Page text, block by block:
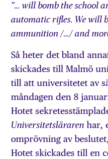
”… will bomb the school
automatic rifles. We will
ammunition /…/ and
Så heter det bland
skickades till Malmö
till att universitetet av
måndagen den 8
Hotet
Universitetsläraren har,
omprövning av
Hotet skickades till en